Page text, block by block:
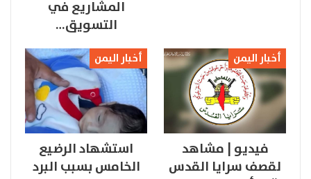
المشاريع في
التسويق…
أخبار اليمن
فيديو | مشاهد
لقصف سرايا القدس
أخبار اليمن
استشهاد الرضيع
الخامس بسبب البرد